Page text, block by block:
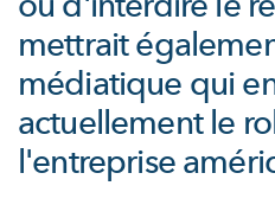
mettrait
médiatique qui
actuellement le
l'entreprise